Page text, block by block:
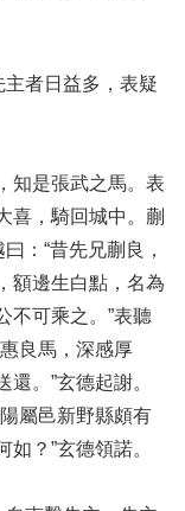
主者日益多，表疑
知是張武之馬。表
喜，騎回城中。蒯
：“昔先兄蒯良，
額邊生白點，名為
不可乘之。”表聽
良馬，深感厚
。”玄德起謝。
屬邑新野縣頗有
？”玄德領諾。